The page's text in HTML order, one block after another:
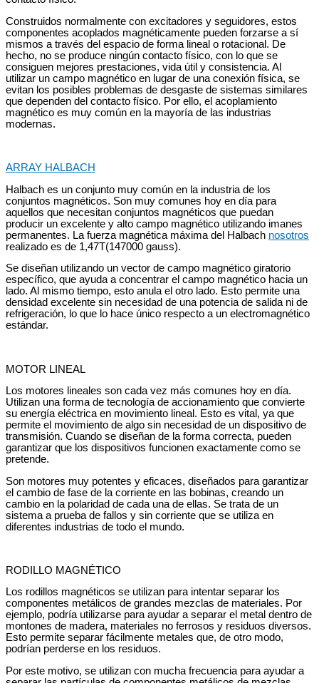
Construidos normalmente con excitadores y seguidores, estos
componentes acoplados magnéticamente pueden forzarse a sí
mismos a través del espacio de forma lineal o rotacional. De
hecho, no se produce ningún contacto físico, con lo que se
consiguen mejores prestaciones, vida útil y consistencia. Al
utilizar un campo magnético en lugar de una conexión física, se
evitan los posibles problemas de desgaste de sistemas similares
que dependen del contacto físico. Por ello, el acoplamiento
magnético es muy común en la mayoría de las industrias
modernas.
ARRAY HALBACH
Halbach es un conjunto muy común en la industria de los
conjuntos magnéticos. Son muy comunes hoy en día para
aquellos que necesitan conjuntos magnéticos que puedan
producir un excelente y alto campo magnético utilizando imanes
permanentes. La fuerza magnética máxima del Halbach nosotros
realizado es de 1,47T(147000 gauss).
Se diseñan utilizando un vector de campo magnético giratorio
específico, que ayuda a concentrar el campo magnético hacia un
lado. Al mismo tiempo, esto anula el otro lado. Esto permite una
densidad excelente sin necesidad de una potencia de salida ni de
refrigeración, lo que lo hace único respecto a un electromagnético
estándar.
MOTOR LINEAL
Los motores lineales son cada vez más comunes hoy en día.
Utilizan una forma de tecnología de accionamiento que convierte
su energía eléctrica en movimiento lineal. Esto es vital, ya que
permite el movimiento de algo sin necesidad de un dispositivo de
transmisión. Cuando se diseñan de la forma correcta, pueden
garantizar que los dispositivos funcionen exactamente como se
pretende.
Son motores muy potentes y eficaces, diseñados para garantizar
el cambio de fase de la corriente en las bobinas, creando un
cambio en la polaridad de cada una de ellas. Se trata de un
sistema a prueba de fallos y sin corriente que se utiliza en
diferentes industrias de todo el mundo.
RODILLO MAGNÉTICO
Los rodillos magnéticos se utilizan para intentar separar los
componentes metálicos de grandes mezclas de materiales. Por
ejemplo, podría utilizarse para ayudar a separar el metal dentro de
montones de madera, materiales no ferrosos y residuos diversos.
Esto permite separar fácilmente metales que, de otro modo,
podrían perderse en los residuos.
Por este motivo, se utilizan con mucha frecuencia para ayudar a